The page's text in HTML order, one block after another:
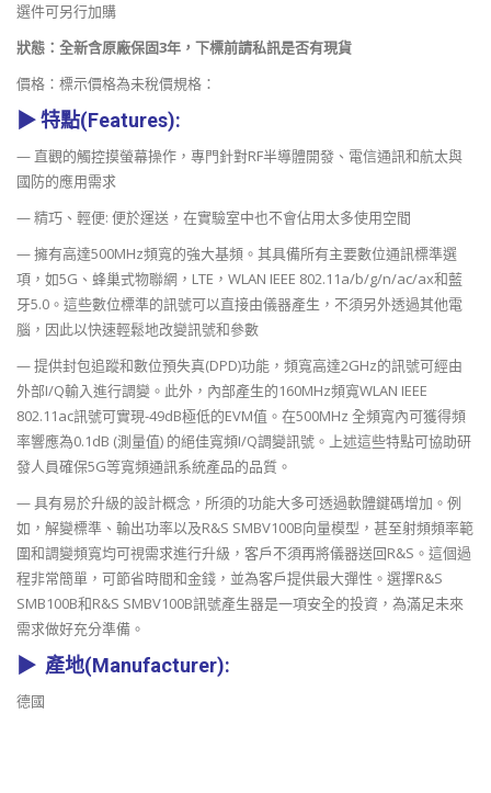
選件可另行加購
狀態：全新含原廠保固3年，下標前請私訊是否有現貨
價格：標示價格為未稅價規格：
▶特點(Features):
— 直觀的觸控摸螢幕操作，專門針對RF半導體開發、電信通訊和航太與
國防的應用需求
— 精巧、輕便: 便於運送，在實驗室中也不會佔用太多使用空間
— 擁有高達500MHz頻寬的強大基頻。其具備所有主要數位通訊標準選
項，如5G、蜂巢式物聯網，LTE，WLAN IEEE 802.11a/b/g/n/ac/ax和藍
牙5.0。這些數位標準的訊號可以直接由儀器產生，不須另外透過其他電
腦，因此以快速輕鬆地改變訊號和參數
— 提供封包追蹤和數位預失真(DPD)功能，頻寬高達2GHz的訊號可經由
外部I/Q輸入進行調變。此外，內部產生的160MHz頻寬WLAN IEEE
802.11ac訊號可實現-49dB極低的EVM值。在500MHz 全頻寬內可獲得頻
率響應為0.1dB (測量值) 的絕佳寬頻I/Q調變訊號。上述這些特點可協助研
發人員確保5G等寬頻通訊系統產品的品質。
— 具有易於升級的設計概念，所須的功能大多可透過軟體鍵碼增加。例
如，解變標準、輸出功率以及R&S SMBV100B向量模型，甚至射頻頻率範
圍和調變頻寬均可視需求進行升級，客戶不須再將儀器送回R&S。這個過
程非常簡單，可節省時間和金錢，並為客戶提供最大彈性。選擇R&S
SMB100B和R&S SMBV100B訊號產生器是一項安全的投資，為滿足未來
需求做好充分準備。
▶ 產地(Manufacturer):
德國